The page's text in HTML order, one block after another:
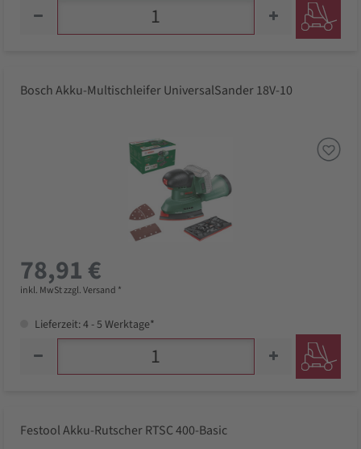
Bosch Akku-Multischleifer UniversalSander 18V-10
78,91 €
inkl. MwSt zzgl. Versand *
Lieferzeit: 4 - 5 Werktage*
Festool Akku-Rutscher RTSC 400-Basic